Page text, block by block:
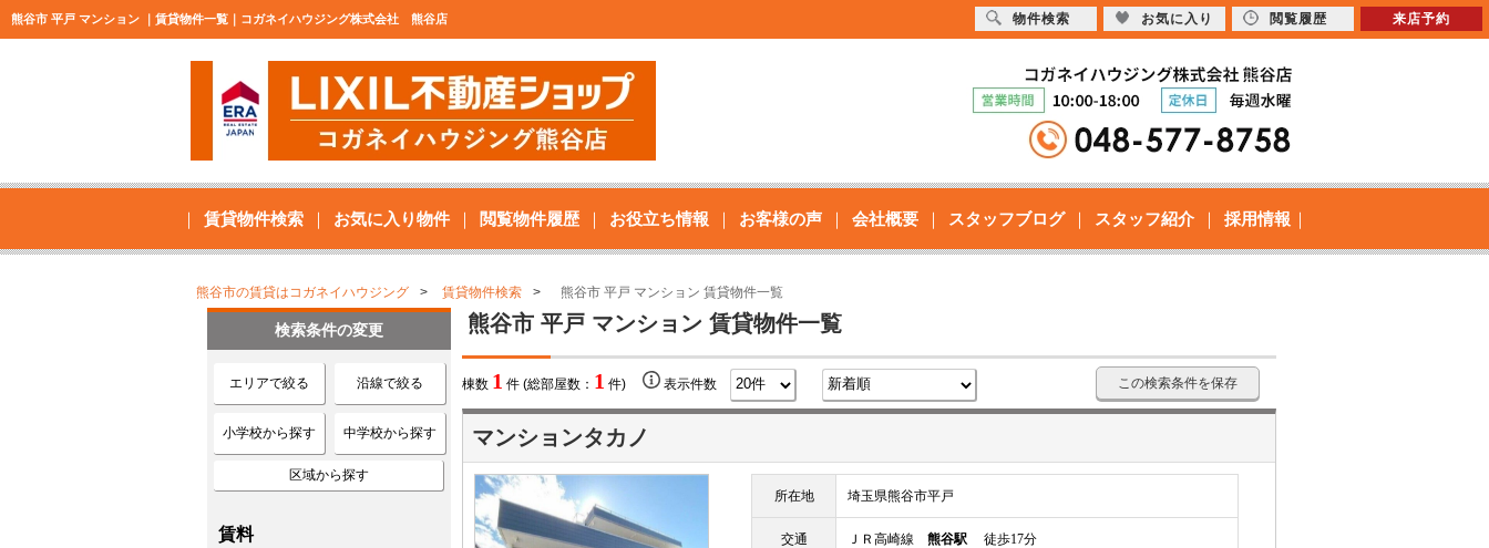
熊谷市 平戸 マンション ｜賃貸物件一覧｜コガネイハウジング株式会社 熊谷店
賃貸物件検索 お気に入り物件 閲覧物件履歴 お役立ち情報 お客様の声 会社概要 スタッフブログ スタッフ紹介 採用情報
熊谷市の賃貸はコガネイハウジング 賃貸物件検索 熊谷市 平戸 マンション 賃貸物件一覧
熊谷市 平戸 マンション 賃貸物件一覧
棟数 1 件 (総部屋数： 1 件) 表示件数 この検索条件を保存
マンションタカノ
所在地 埼玉県熊谷市平戸
交通 ＪＲ高崎線 熊谷駅 徒歩17分
検索条件の変更
エリアで絞る 沿線で絞る
小学校から探す 中学校から探す
区域から探す
賃料
物件検索 お気に入り 閲覧履歴 来店予約